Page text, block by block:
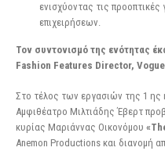
ενισχύοντας τις προοπτικές
επιχειρήσεων.
Τον συντονισμό της ενότητας
Fashion Features Director,
Στο τέλος των εργασιών της 1 ης
Αμφιθέατρο Μιλτιάδης Έβερτ
κυρίας Μαριάννας Οικονόμου
Αnemon Productions και διανομή